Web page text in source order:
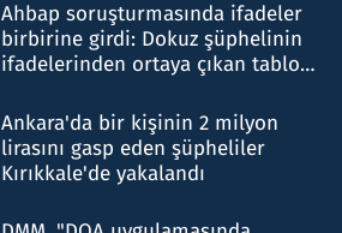
Ahbap soruşturmasında ifadeler
birbirine girdi: Dokuz şüphelinin
ifadelerinden ortaya çıkan tablo
Ankara'da bir kişinin 2 milyon
lirasını gasp eden şüpheliler
Kırıkkale'de yakalandı